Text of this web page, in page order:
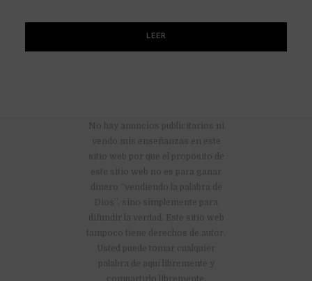
LEER
No hay anuncios publicitarios ni
vendo mis enseñanzas en este
sitio web por que el propósito de
este sitio web no es para ganar
dinero “vendiendo la palabra de
Dios”, sino simplemente para
difundir la verdad. Este sitio web
tampoco tiene derechos de autor.
Usted puede tomar cualquier
palabra de aquí libremente y
compartirlo libremente.